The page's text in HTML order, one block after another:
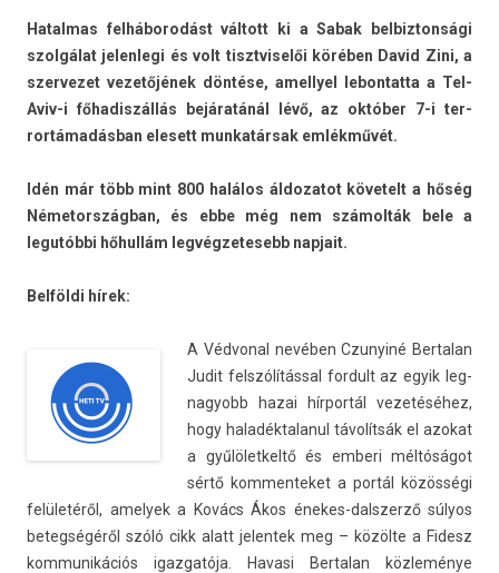
Hatal­mas felháborodást váltott ki a Sabak be­lbiz­tonsági
szolgálat jelen­legi és volt tisztviselői körében David Zini, a
szer­vezet vezetőjének döntése, amel­lyel lebon­tatta a Tel-
Aviv-i főhadis­zállás bejáratánál lévő, az október 7-i ter­
rortámadás­ban elesett mun­katár­sak emlékművét.
Idén már több mint 800 halálos áldozatot követelt a hőség
Németország­ban, és ebbe még nem számolták bele a
legutóbbi hőhullám leg­végzetesebb nap­jait.
Belföldi hírek:
A Véd­von­al nevében Czunyiné Be­rtalan
Judit felszólítással for­dult az egyik leg­
nagyobb hazai hírportál vezetéséhez,
hogy haladék­talanul távolítsák el azokat
a gyűlölet­keltő és em­beri méltóságot
sértő kom­menteket a portál közösségi
felületéről, amelyek a Kovács Ákos énekes-dalszerző súlyos
bet­eg­ségéről szóló cikk alatt jelen­tek meg – közölte a Fidesz
kom­munikációs igaz­gatója. Havasi Be­rtalan közleménye